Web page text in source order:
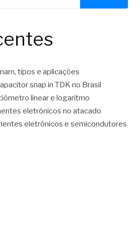
tipos e aplicações
snap in TDK no Brasil
linear e logaritmo
eletrônicos no atacado
eletrônicos e semicondutores